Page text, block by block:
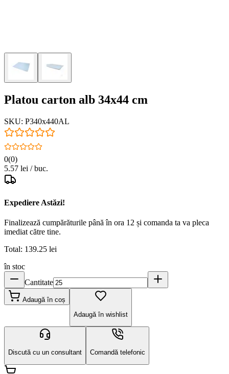
Platou carton alb 34x44 cm
SKU: P340x440AL
0(0)
5.57 lei / buc.
Expediere Astăzi!
Finalizează cumpărăturile până în ora 12 și comanda ta va pleca
imediat către tine.
Total: 139.25 lei
în stoc
Cantitate
Adaugă în coș
Adaugă în wishlist
Discută cu un consultant Comandă telefonic